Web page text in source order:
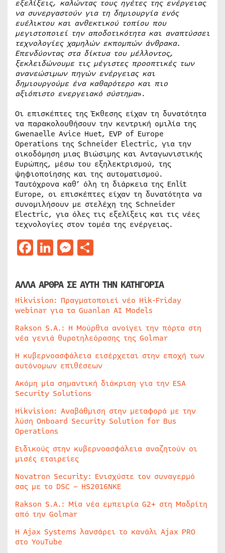
εξελίξεις, καλώντας τους ηγέτες της ενέργειας
να συνεργαστούν για τη δημιουργία ενός
ευέλικτου και ανθεκτικού τοπίου που
μεγιστοποιεί την αποδοτικότητα και αναπτύσσει
τεχνολογίες χαμηλών εκπομπών άνθρακα.
Επενδύοντας στα δίκτυα του μέλλοντος,
ξεκλειδώνουμε τις μέγιστες προοπτικές των
ανανεώσιμων πηγών ενέργειας και
δημιουργούμε ένα καθαρότερο και πιο
αξιόπιστο ενεργειακό σύστημα».
Οι επισκέπτες της Έκθεσης είχαν τη δυνατότητα
να παρακολουθήσουν την κεντρική ομιλία της
Gwenaelle Avice Huet, EVP of Europe
Operations της Schneider Electric, για την
οικοδόμηση μιας Βιώσιμης και Ανταγωνιστικής
Ευρώπης, μέσω του εξηλεκτρισμού, της
ψηφιοποίησης και της αυτοματισμού.
Ταυτόχρονα καθ’ όλη τη διάρκεια της Enlit
Europe, οι επισκέπτες είχαν τη δυνατότητα να
συνομιλήσουν με στελέχη της Schneider
Electric, για όλες τις εξελίξεις και τις νέες
τεχνολογίες στον τομέα της ενέργειας.
Facebook
LinkedIn
Messenger
ΑΛΛΑ ΑΡΘΡΑ ΣΕ ΑΥΤΗ ΤΗΝ ΚΑΤΗΓΟΡΙΑ
Hikvision: Πραγματοποιεί νέο Hik-Friday
webinar για τα Guanlan AI Models
Rakson S.A.: Η Μούρθια ανοίγει την πόρτα στη
νέα γενιά θυροτηλεόρασης της Golmar
Η κυβερνοασφάλεια εισέρχεται στην εποχή των
αυτόνομων επιθέσεων
Ακόμη μία σημαντική διάκριση για την ESA
Security Solutions
Hikvision: Αναβάθμιση στην μεταφορά με την
λύση Onboard Security Solution for Bus
Operations
Ειδικούς στην κυβερνοασφάλεια αναζητούν οι
μισές εταιρείες
Novatron Security: Ενισχύστε τον συναγερμό
σας με το DSC – HS2016NKE
Rakson S.A.: Μία νέα εμπειρία G2+ στη Μαδρίτη
από την Golmar
Η Ajax Systems λανσάρει το κανάλι Ajax PRO
στο YouTube